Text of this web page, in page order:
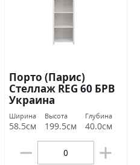
Порто (Парис)
Стеллаж REG 60 БРВ
Украина
Ширина
58.5см
Высота
199.5см
Глубина
40.0см